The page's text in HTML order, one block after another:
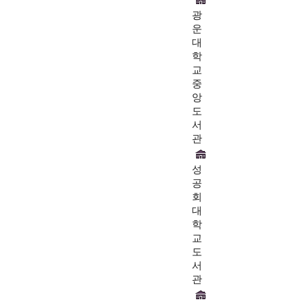
광
운
대
학
교
중
앙
도
서
관
성
공
회
대
학
교
도
서
관